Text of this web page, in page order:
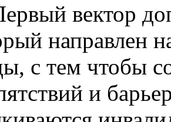
вектор
направлен
с тем чтобы
и